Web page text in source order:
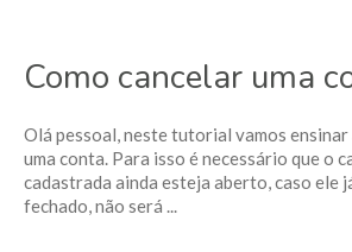
Como cancelar uma
Olá pessoal, neste tutorial vamos ensinar
uma conta. Para isso é necessário que o
cadastrada ainda esteja aberto, caso ele
fechado, não será ...